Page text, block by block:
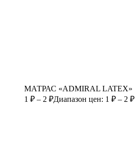
МАТРАС «ADMIRAL LATEX»
1 ₽ – 2 ₽Диапазон цен: 1 ₽ – 2 ₽